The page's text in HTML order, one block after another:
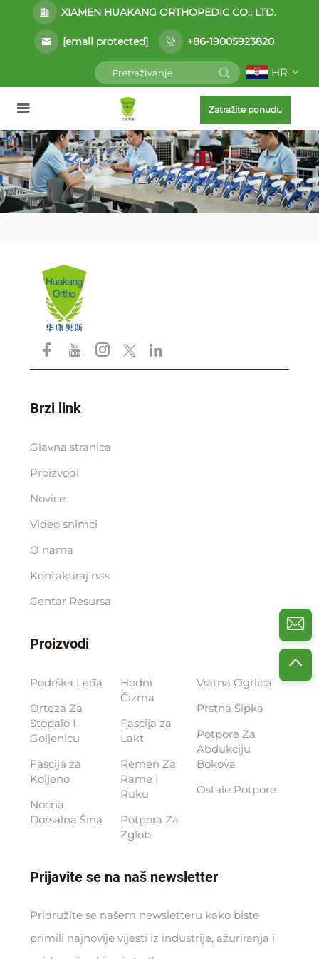
XIAMEN HUAKANG ORTHOPEDIC CO., LTD.
[email protected] +86-19005923820
HR
Zatražite ponudu
Brzi link
Glavna stranica
Proizvodi
Novice
Video snimci
O nama
Kontaktiraj nas
Centar Resursa
Proizvodi
Podrška Leđa
Orteza Za
Stopalo I
Goljenicu
Fascija za
Koljeno
Noćna
Dorsalna Šina
Hodni
Čizma
Fascija za
Lakt
Remen Za
Rame I
Ruku
Potpora Za
Zglob
Vratna Ogrlica
Prstna Šipka
Potpore Za
Abdukciju
Bokova
Ostale Potpore
Prijavite se na naš newsletter
Pridružite se našem newsletteru kako biste
primili najnovije vijesti iz industrije, ažuriranja i